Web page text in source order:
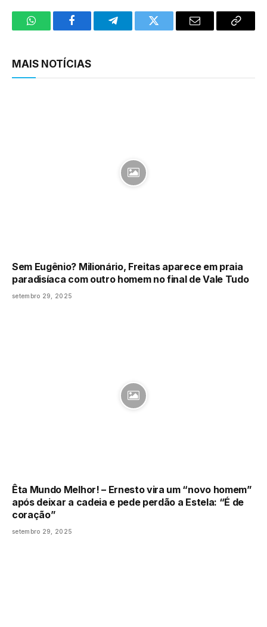
WhatsAppFacebookTelegramTwitter Email
Copy
MAIS NOTÍCIAS
Sem Eugênio? Milionário, Freitas aparece em praia
paradisíaca com outro homem no final de Vale Tudo
setembro 29, 2025
Êta Mundo Melhor! – Ernesto vira um “novo homem”
após deixar a cadeia e pede perdão a Estela: “É de
coração”
setembro 29, 2025